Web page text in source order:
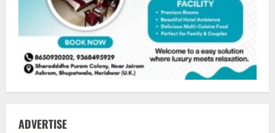
ADVERTISE